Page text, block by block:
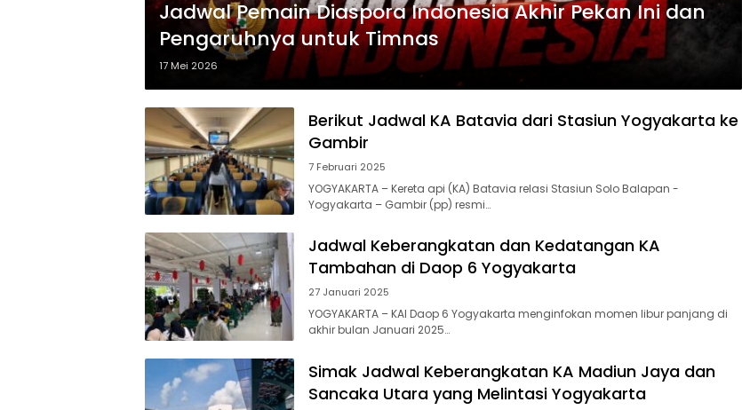
Jadwal Pemain Diaspora Indonesia Akhir Pekan Ini dan
Pengaruhnya untuk Timnas
17 Mei 2026
Berikut Jadwal KA Batavia dari Stasiun Yogyakarta ke
Gambir
7 Februari 2025
YOGYAKARTA – Kereta api (KA) Batavia relasi Stasiun Solo Balapan -
Yogyakarta – Gambir (pp) resmi…
Jadwal Keberangkatan dan Kedatangan KA
Tambahan di Daop 6 Yogyakarta
27 Januari 2025
YOGYAKARTA – KAI Daop 6 Yogyakarta menginfokan momen libur panjang di
akhir bulan Januari 2025…
Simak Jadwal Keberangkatan KA Madiun Jaya dan
Sancaka Utara yang Melintasi Yogyakarta